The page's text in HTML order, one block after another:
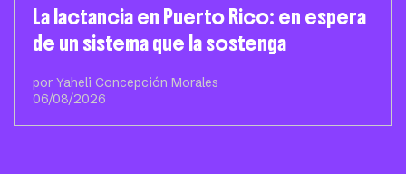
La lactancia en Puerto Rico: en espera
de un sistema que la sostenga
por Yaheli Concepción Morales
06/08/2026